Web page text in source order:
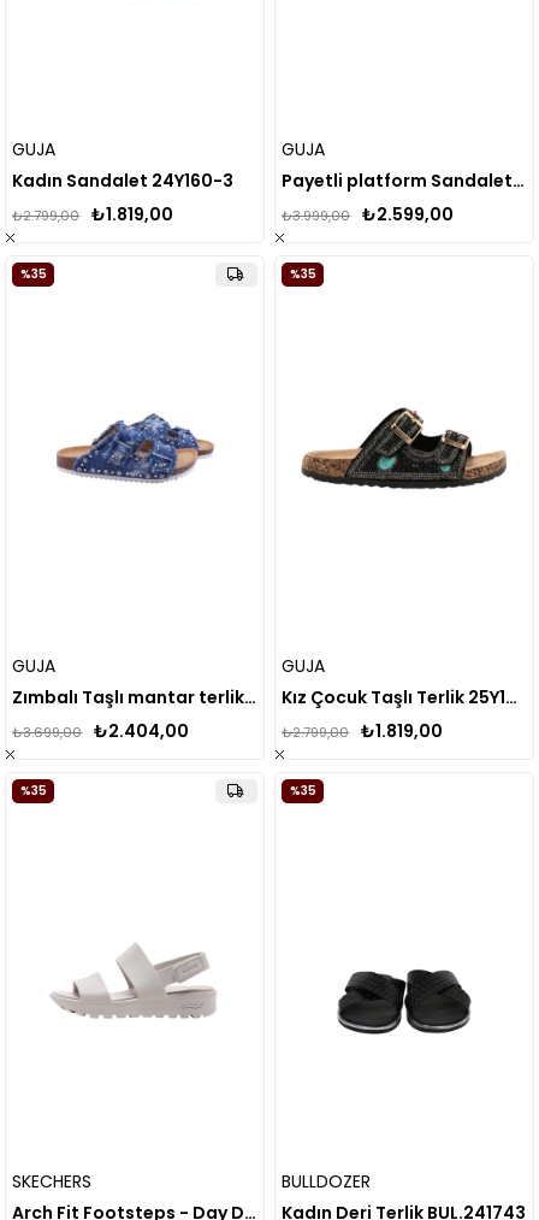
GUJA
Kadın Sandalet 24Y160-3
₺1.819,00
₺2.799,00
GUJA
Payetli platform Sandalet 25Y417-1 ( Kalıbı 1 Numara Küçüktür )
₺2.599,00
₺3.999,00
GUJA
Zımbalı Taşlı mantar terlik ( kalıbı 1 numara küçüktür )
₺2.404,00
₺3.699,00
%35
GUJA
Kız Çocuk Taşlı Terlik 25Y106-4
₺1.819,00
₺2.799,00
%35
SKECHERS
Arch Fit Footsteps - Day Dream Kadın Bej Sandalet 111380 Nat
%35
BULLDOZER
Kadın Deri Terlik BUL.241743
%35